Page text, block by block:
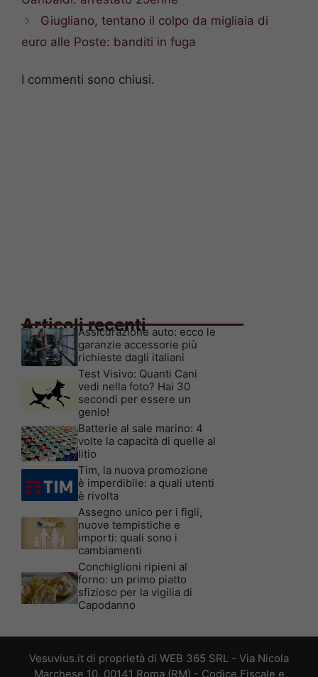
Giugliano, tentano il colpo da migliaia di
euro alle Poste: banditi in fuga
I commenti sono chiusi.
Articoli recenti
Assicurazione auto: ecco le
garanzie accessorie più
richieste dagli italiani
Test Visivo: Quanti Cani
vedi nella foto? Hai 30
secondi per essere un
genio!
Batterie al sale marino: 4
volte la capacità di quelle al
litio
Tim, la nuova promozione
è imperdibile: a quali utenti
è rivolta
Assegno unico per i figli,
nuove tempistiche e
importi: quali sono i
cambiamenti
Conchiglioni ripieni al
forno: un primo piatto
sfizioso per la vigilia di
Capodanno
Vesuvius.it di proprietà di WEB 365 SRL - Via Nicola
Marchese 10, 00141 Roma (RM) - Codice Fiscale e